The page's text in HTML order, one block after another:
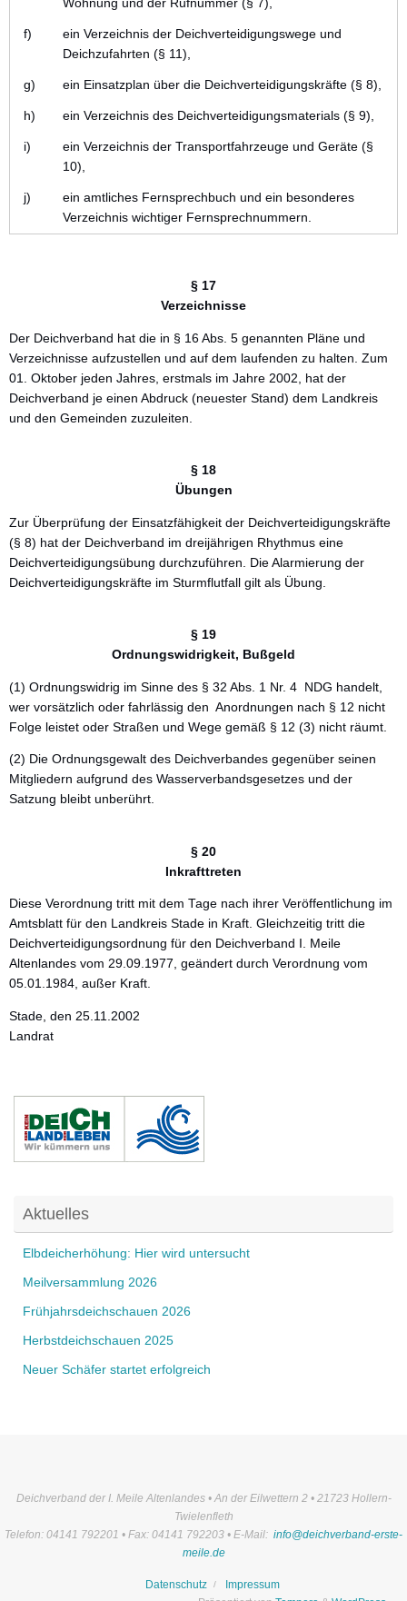
Wohnung und der Rufnummer (§ 7),
f)
ein Verzeichnis der Deichverteidigungswege und
Deichzufahrten (§ 11),
g) ein Einsatzplan über die Deichverteidigungskräfte (§ 8),
h) ein Verzeichnis des Deichverteidigungsmaterials (§ 9),
i)
ein Verzeichnis der Transportfahrzeuge und Geräte (§
10),
j)
ein amtliches Fernsprechbuch und ein besonderes
Verzeichnis wichtiger Fernsprechnummern.
§ 17
Verzeichnisse
Der Deichverband hat die in § 16 Abs. 5 genannten Pläne und
Verzeichnisse aufzustellen und auf dem laufenden zu halten. Zum
01. Oktober jeden Jahres, erstmals im Jahre 2002, hat der
Deichverband je einen Abdruck (neuester Stand) dem Landkreis
und den Gemeinden zuzuleiten.
§ 18
Übungen
Zur Überprüfung der Einsatzfähigkeit der Deichverteidigungskräfte
(§ 8) hat der Deichverband im dreijährigen Rhythmus eine
Deichverteidigungsübung durchzuführen. Die Alarmierung der
Deichverteidigungskräfte im Sturmflutfall gilt als Übung.
§ 19
Ordnungswidrigkeit, Bußgeld
(1) Ordnungswidrig im Sinne des § 32 Abs. 1 Nr. 4 NDG handelt,
wer vorsätzlich oder fahrlässig den Anordnungen nach § 12 nicht
Folge leistet oder Straßen und Wege gemäß § 12 (3) nicht räumt.
(2) Die Ordnungsgewalt des Deichverbandes gegenüber seinen
Mitgliedern aufgrund des Wasserverbandsgesetzes und der
Satzung bleibt unberührt.
§ 20
Inkrafttreten
Diese Verordnung tritt mit dem Tage nach ihrer Veröffentlichung im
Amtsblatt für den Landkreis Stade in Kraft. Gleichzeitig tritt die
Deichverteidigungsordnung für den Deichverband I. Meile
Altenlandes vom 29.09.1977, geändert durch Verordnung vom
05.01.1984, außer Kraft.
Stade, den 25.11.2002
Landrat
Aktuelles
Elbdeicherhöhung: Hier wird untersucht
Meilversammlung 2026
Frühjahrsdeichschauen 2026
Herbstdeichschauen 2025
Neuer Schäfer startet erfolgreich
Deichverband der I. Meile Altenlandes • An der Eilwettern 2 • 21723 Hollern-
Twielenfleth
Telefon: 04141 792201 • Fax: 04141 792203 • E-Mail: info@deichverband-erste-
meile.de
Datenschutz
Impressum